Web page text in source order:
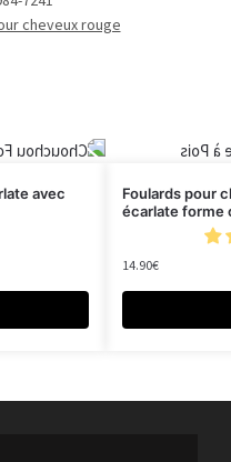
cheveux rouge
avec
Foulards pour
écarlate forme
14.90€